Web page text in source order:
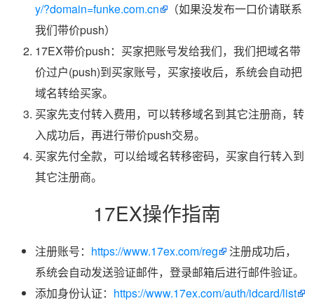
y/?domain=funke.com.cn
（如果没发布一口价请联系
我们带价push）
17EX带价push：买家把账号发给我们，我们把域名带
价过户(push)到买家账号，买家接收后，系统会自动把
域名转给买家。
买家先支付转入费用，可以转移域名到其它注册商，转
入成功后，再进行带价push交易。
买家先付全款，可以给域名转移密码，买家自行转入到
其它注册商。
17EX操作指南
注册账号： https://www.17ex.com/reg
注册成功后，
系统会自动发送验证邮件，登录邮箱后进行邮件验证。
添加身份认证： https://www.17ex.com/auth/idcard/list